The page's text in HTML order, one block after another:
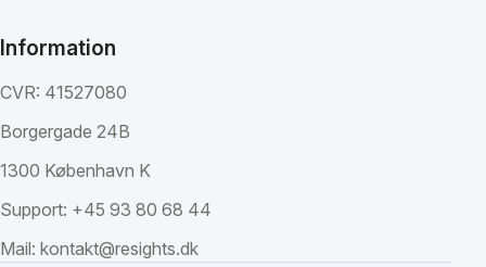
Information
CVR: 41527080
Borgergade 24B
1300 København K
Support: +45 93 80 68 44
Mail: kontakt@resights.dk